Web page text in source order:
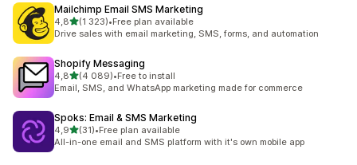
Mailchimp Email SMS Marketing
4,8av 5 stjerner
(1 323)
Totalt 1323 omtaler
•Free plan available
Drive sales with email marketing, SMS, forms, and automation
Shopify Messaging
4,8av 5 stjerner
(4 089)
Totalt 4089 omtaler
•Free to install
Email, SMS, and WhatsApp marketing made for commerce
Spoks: Email & SMS Marketing
4,9av 5 stjerner
(31)
Totalt 31 omtaler
•Free plan available
All-in-one email and SMS platform with it's own mobile app